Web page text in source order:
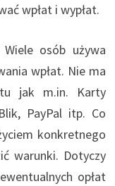
wpłat i wypłat.
osób używa
wpłat. Nie ma
jak m.in. Karty
PayPal itp. Co
konkretnego
warunki. Dotyczy
opłat